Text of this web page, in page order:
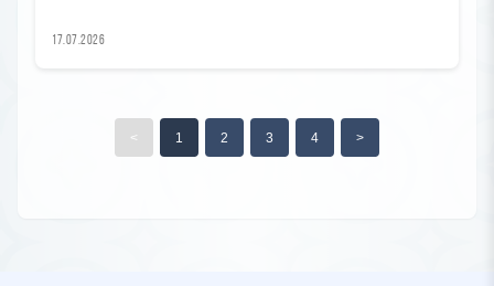
17.07.2026
< 1 2 3 4 >